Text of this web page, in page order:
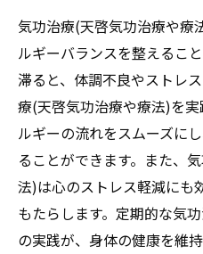
気功治療(天啓気功治療や療
ルギーバランスを整えるこ
滞ると、体調不良やストレ
療(天啓気功治療や療法)を
ルギーの流れをスムーズに
ることができます。また、
法)は心のストレス軽減にも
もたらします。定期的な気
の実践が、身体の健康を維